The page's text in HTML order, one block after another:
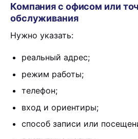
Компания с офисом или
обслуживания
Нужно указать:
реальный адрес;
режим работы;
телефон;
вход и ориентиры;
способ записи или